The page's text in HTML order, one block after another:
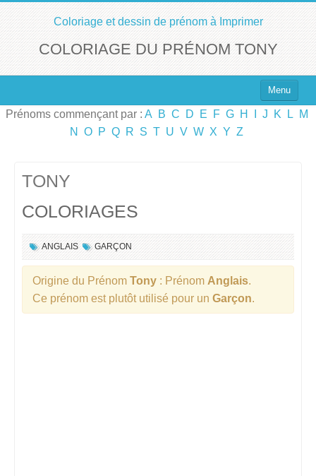
Coloriage et dessin de prénom à Imprimer
COLORIAGE DU PRÉNOM TONY
Menu
Top 100 des Prénoms
Prénoms commençant par : A B C D E F G H J K L
M
N
O P Q R S T U V W X Y Z
TONY
COLORIAGES
ANGLAIS GARÇON
Origine du Prénom Tony : Prénom Anglais.
Ce prénom est plutôt utilisé pour un Garçon.